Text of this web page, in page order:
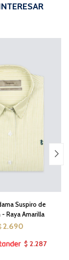
Suspiro de
Raya Amarilla
2.690
$ 2.287